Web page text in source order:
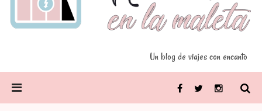
Un blog de viajes con encanto
FacebookTwitter Instagram